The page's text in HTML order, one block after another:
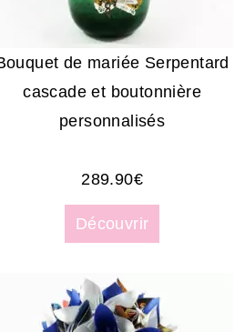
de mariée Serpentard
cascade et boutonnière
personnalisés
289.90€
Découvrir